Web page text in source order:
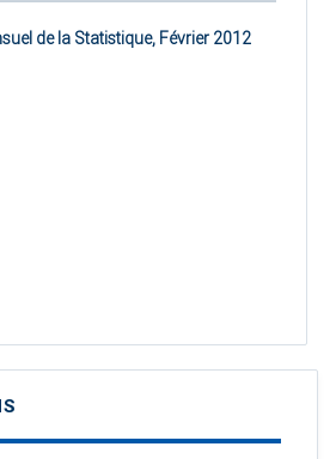
de la Statistique, Février 2012